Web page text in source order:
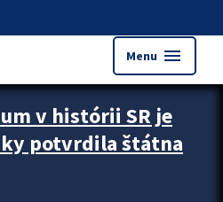
Menu menu
v histórii SR je
potvrdila štátna